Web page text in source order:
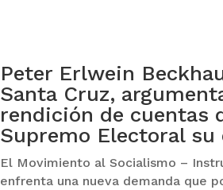
Peter Erlwein
Santa Cruz,
rendición de cuentas
Supremo Electoral
El Movimiento al Socialismo –
enfrenta una nueva demanda que